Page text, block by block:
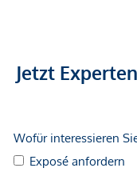
Gesundheit
Arzt <250m
Jetzt